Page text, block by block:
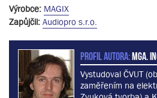
Výrobce: MAGIX
Zapůjčil: Audiopro s.r.o.
PROFIL AUTORA:MgA.
Vystudoval ČVUT
zaměřením na